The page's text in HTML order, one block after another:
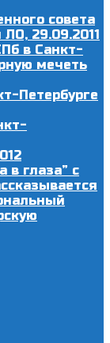
совета
29.09.2011
в Санкт-
мечеть
Петербурге
в глаза” с